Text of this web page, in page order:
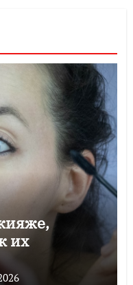
их